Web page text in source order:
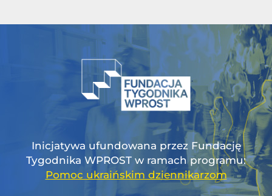
Inicjatywa ufundowana przez Fundację
Tygodnika WPROST w ramach programu:
Pomoc ukraińskim dziennikarzom